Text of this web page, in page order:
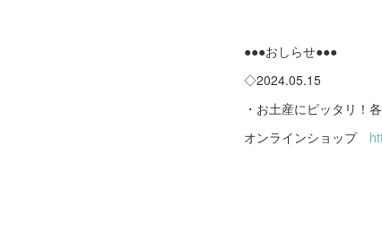
●●●おしらせ●●●
◇2024.05.15
・お土産にピッタリ！
オンラインショップ